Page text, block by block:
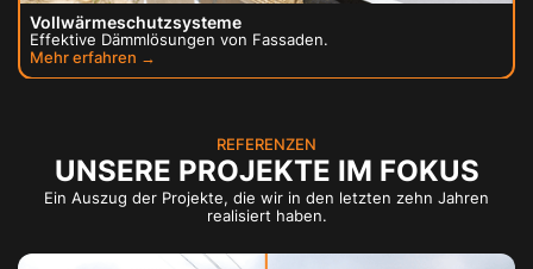
Vollwärmeschutzsysteme
Effektive Dämmlösungen von Fassaden.
Mehr erfahren →
REFERENZEN
UNSERE PROJEKTE IM FOKUS
Ein Auszug der Projekte, die wir in den letzten zehn Jahren
realisiert haben.